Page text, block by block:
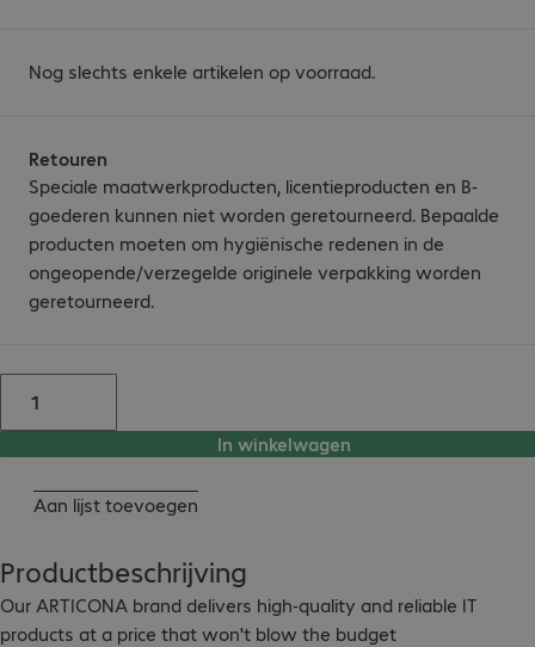
Nog slechts enkele artikelen op voorraad.
Retouren
Speciale maatwerkproducten, licentieproducten en B-
goederen kunnen niet worden geretourneerd. Bepaalde
producten moeten om hygiënische redenen in de
ongeopende/verzegelde originele verpakking worden
geretourneerd.
In winkelwagen
Aan lijst toevoegen
Productbeschrijving
Our ARTICONA brand delivers high-quality and reliable IT
products at a price that won't blow the budget